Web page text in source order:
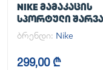
NIKE ᲛᲐᲛᲐᲙᲐᲪᲘᲡ
ᲡᲞᲝᲠᲢᲣᲚᲘ
M NK DF UNLIMITED
PANT TPR
ბრენდი: Nike
299,00 ₾